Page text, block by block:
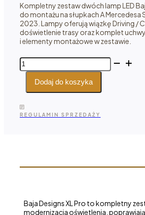
Kompletny zestaw dwóch lamp LED
do montażu na słupkach A Mercedesa
2023. Lampy oferują wiązkę Driving /
doświetlenie trasy oraz komplet
i elementy montażowe w zestawie.
ilość
Baja
Designs
XL
Pro
-
na słupki
Dodaj do koszyka
REGULAMIN SPRZEDAŻY
Baja Designs XL Pro to kompletny
modernizacja oświetlenia,